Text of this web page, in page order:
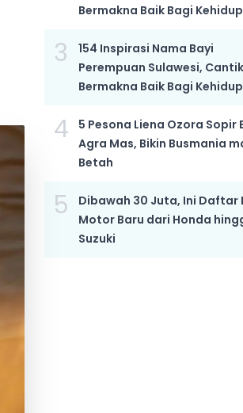
Bermakna Baik Bagi
3
154 Inspirasi Nama Bayi
Perempuan Sulawesi,
Bermakna Baik Bagi
4
5 Pesona Liena Ozora Sopir
Agra Mas, Bikin Busmania
Betah
5
Dibawah 30 Juta, Ini Daftar
Motor Baru dari Honda
Suzuki